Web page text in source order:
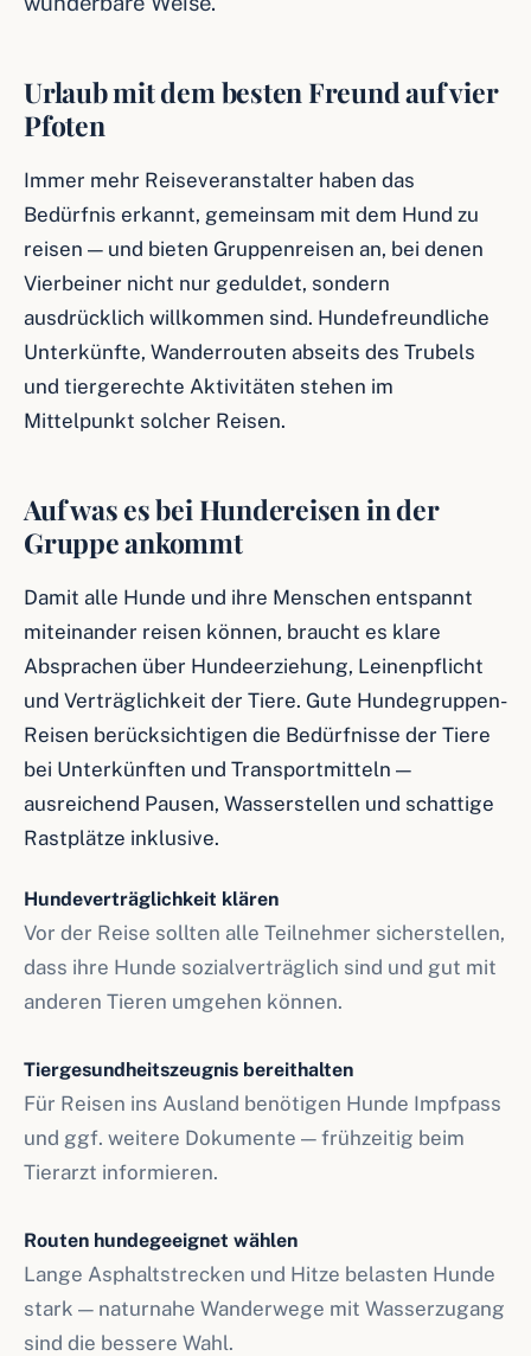
Urlaub mit dem besten Freund auf vier
Pfoten
Immer mehr Reiseveranstalter haben das
Bedürfnis erkannt, gemeinsam mit dem Hund zu
reisen — und bieten Gruppenreisen an, bei denen
Vierbeiner nicht nur geduldet, sondern
ausdrücklich willkommen sind. Hundefreundliche
Unterkünfte, Wanderrouten abseits des Trubels
und tiergerechte Aktivitäten stehen im
Mittelpunkt solcher Reisen.
Auf was es bei Hundereisen in der
Gruppe ankommt
Damit alle Hunde und ihre Menschen entspannt
miteinander reisen können, braucht es klare
Absprachen über Hundeerziehung, Leinenpflicht
und Verträglichkeit der Tiere. Gute Hundegruppen-
Reisen berücksichtigen die Bedürfnisse der Tiere
bei Unterkünften und Transportmitteln —
ausreichend Pausen, Wasserstellen und schattige
Rastplätze inklusive.
Hundeverträglichkeit klären
Vor der Reise sollten alle Teilnehmer sicherstellen,
dass ihre Hunde sozialverträglich sind und gut mit
anderen Tieren umgehen können.
Tiergesundheitszeugnis bereithalten
Für Reisen ins Ausland benötigen Hunde Impfpass
und ggf. weitere Dokumente — frühzeitig beim
Tierarzt informieren.
Routen hundegeeignet wählen
Lange Asphaltstrecken und Hitze belasten Hunde
stark — naturnahe Wanderwege mit Wasserzugang
sind die bessere Wahl.